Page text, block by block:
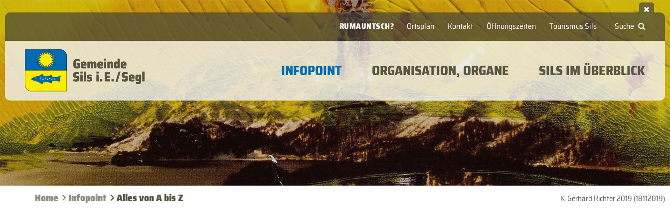
Suche
Ortsplan Kontakt Öffnungszeiten Tourismus Sils
RUMAUNTSCH?
INFOPOINT ORGANISATION, ORGANE SILS IM ÜBERBLICK
© Gerhard Richter 2019 (18112019)
Home Infopoint Alles von A bis Z